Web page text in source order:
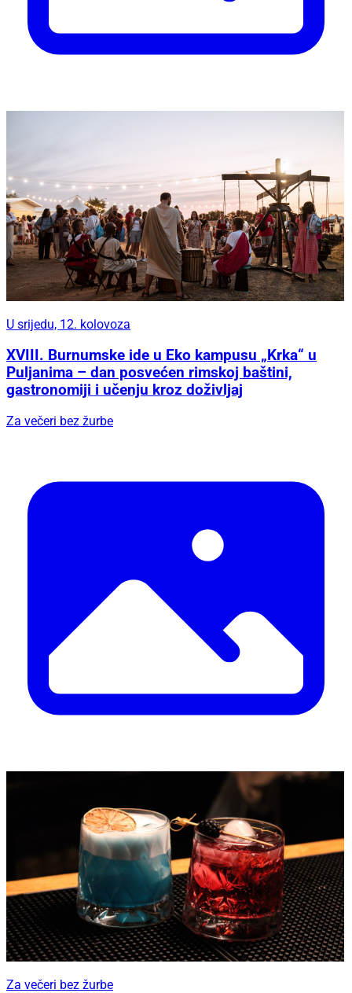
U srijedu, 12. kolovoza
XVIII. Burnumske ide u Eko kampusu „Krka“ u
Puljanima – dan posvećen rimskoj baštini,
gastronomiji i učenju kroz doživljaj
Za večeri bez žurbe
Za večeri bez žurbe